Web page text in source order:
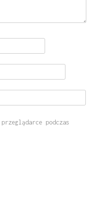
podczas